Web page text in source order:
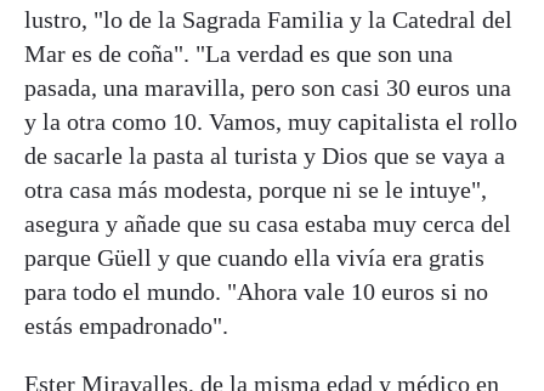
lustro, "lo de la Sagrada Familia y la Catedral del
Mar es de coña". "La verdad es que son una
pasada, una maravilla, pero son casi 30 euros una
y la otra como 10. Vamos, muy capitalista el rollo
de sacarle la pasta al turista y Dios que se vaya a
otra casa más modesta, porque ni se le intuye",
asegura y añade que su casa estaba muy cerca del
parque Güell y que cuando ella vivía era gratis
para todo el mundo. "Ahora vale 10 euros si no
estás empadronado".
Ester Miravalles, de la misma edad y médico en